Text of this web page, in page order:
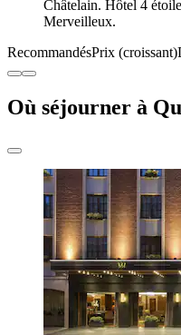
Châtelain. Hôtel 4
Merveilleux.
RecommandésPrix (croissant)
Où séjourner à